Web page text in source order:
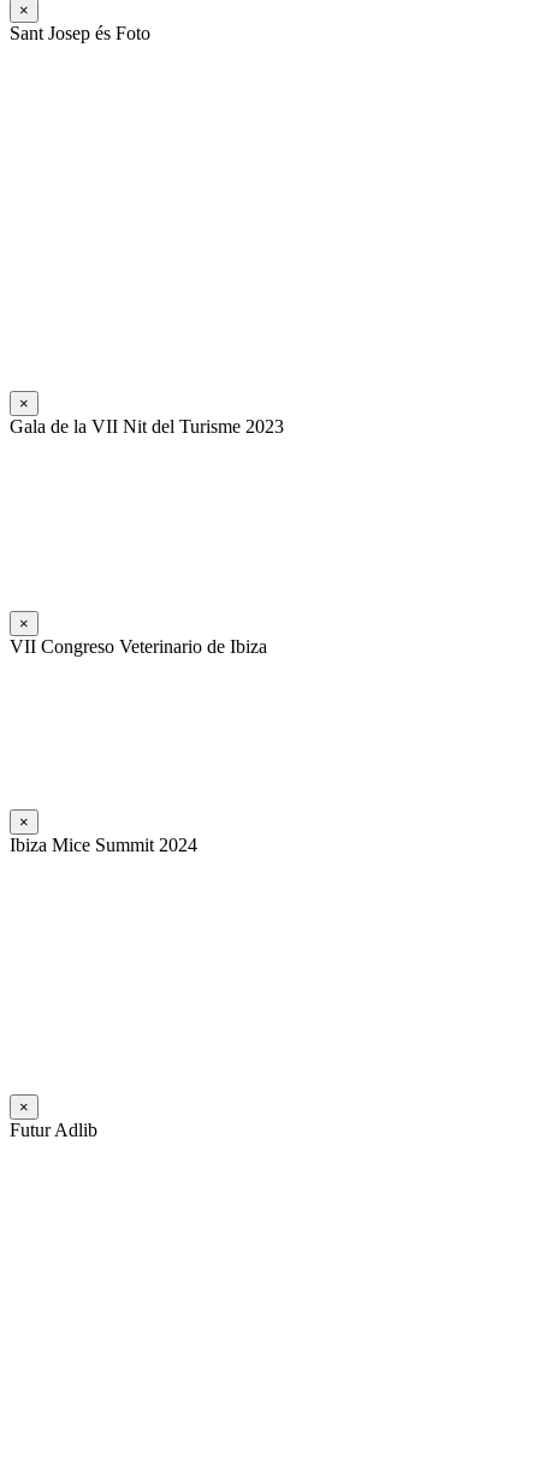
×
Sant Josep és Foto
×
Gala de la VII Nit del Turisme 2023
×
VII Congreso Veterinario de Ibiza
×
Ibiza Mice Summit 2024
×
Futur Adlib